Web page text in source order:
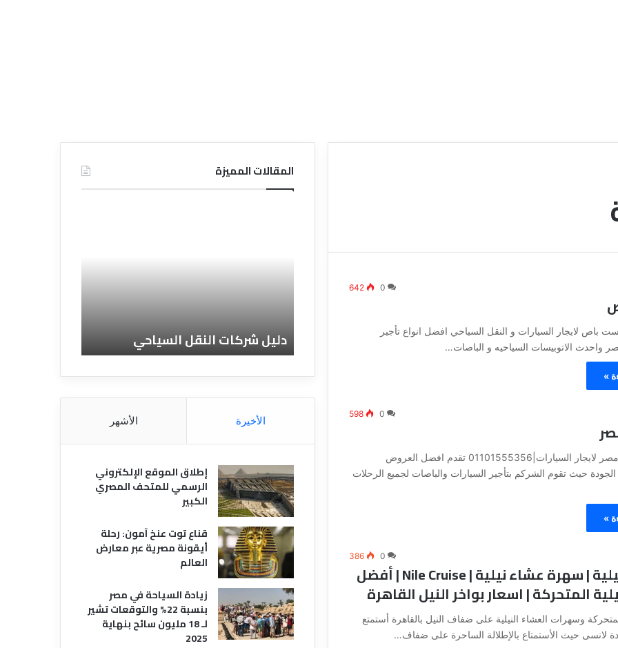
0
642
باص لايجار السيارات و النقل السياحي افضل انواع تأجير
واحدث الاتوبيسات السياحيه و الباصات…
»
0
598
شركة ليموزين مصر لايجار السيارات|01101555356 تقدم افضل العروض
الجودة حيث تقوم الشركم بتأجير السيارات والباصات لجميع الرحلات
»
0
386
حجز رحلة نيلية | سهرة عشاء نيلية | Nile Cruise | أفضل
المتحركة | اسعار بواخر النيل القاهرة
المتحركة وسهرات العشاء النيلية على ضفاف النيل بالقاهرة أستمتع
لانسى حيث الأستمتاع بالإطلالة الساحرة على ضفاف…
المقالات المميزة
كوم – عروض
ض
ت
ي
ا
عروض شركات النقل السياحي
ل
ل
س
ح
ي
دليل شركات النقل السياحي
م
ي
الأخيرة الأشهر
إطلاق الموقع الإلكتروني
الرسمي للمتحف المصري
الكبير
قناع توت عنخ آمون: رحلة
أيقونة مصرية عبر معارض
العالم
زيادة السياحة في مصر
بنسبة 22% والتوقعات تشير
لـ 18 مليون سائح بنهاية
2025